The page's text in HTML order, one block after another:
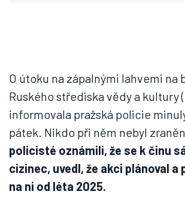
O útoku na zápalnými lahvemi na
Ruského střediska vědy a kultury
informovala pražská policie
pátek. Nikdo při něm nebyl
policisté oznámili, že se k činu
cizinec, uvedl, že akci plánoval a
na ni od léta 2025.